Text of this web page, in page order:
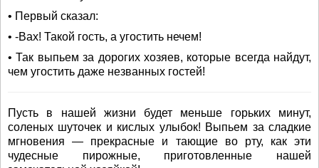
• Первый сказал:
• -Вах! Такой гость, а угостить нечем!
• Так выпьем за дорогих хозяев, которые всегда найдут,
чем угостить даже незванных гостей!
Пусть в нашей жизни будет меньше горьких минут,
соленых шуточек и кислых улыбок! Выпьем за сладкие
мгновения — прекрасные и тающие во рту, как эти
чудесные пирожные, приготовленные нашей